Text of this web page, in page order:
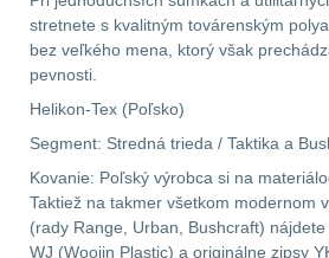
stretnete s kvalitným továrenským
bez veľkého mena, ktorý však
pevnosti.
Helikon-Tex (Poľsko)
Segment: Stredná trieda / Taktika a
Kovanie: Poľský výrobca si na
Taktiež na takmer všetkom modernom
(rady Range, Urban, Bushcraft)
WJ (Woojin Plastic) a originálne zipsy